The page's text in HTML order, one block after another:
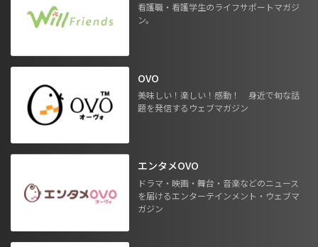
看護職・看護学生のライフサポートマガジ
ン。
OVO
美味しい！楽しい！感動！ 身近で旬な話
題を発信するウェブマガジン
エンタメOVO
ドラマ・映画・舞台・音楽などのニュース
を届けるエンターテインメント・ウェブマ
ガジン